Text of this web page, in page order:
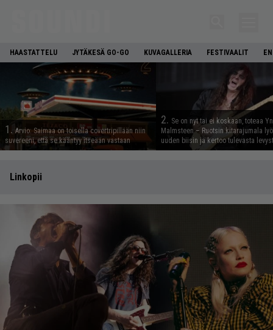
HAASTATTELU JYTÄKESÄ GO-GO KUVAGALLERIA FESTIVAALIT
1. Arvio: Saimaa on toisella covertripillään niin
suvereeni, että se kääntyy itseään vastaan
2. Se on nyt tai ei koskaan, toteaa
Malmsteen – Ruotsin kitarajumala
uuden biisin ja kertoo tulevasta
Linkopii